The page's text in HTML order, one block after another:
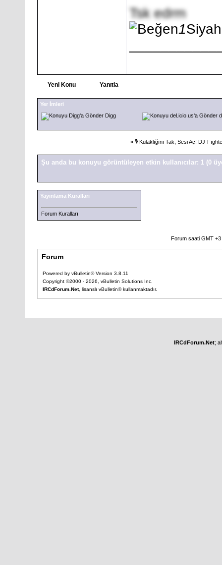
Tsk edrm
1
Yeni Konu Yanıtla
Yer İmleri
Digg
« 🎙️ Kulaklığını Tak, Sesi Aç! DJ-
Şu anda bu konuyu görüntüleyen etkin kullanıcılar: 1 (0
Yayınlama Kuralları
Forum Kuralları
Forum saati GMT
Forum
Powered by vBulletin® Version 3.8.11
Copyright ©2000 - 2026, vBulletin Solutions Inc.
IRCdForum.Net, lisanslı vBulletin® kullanmaktadır.
IRCdForum.Net;